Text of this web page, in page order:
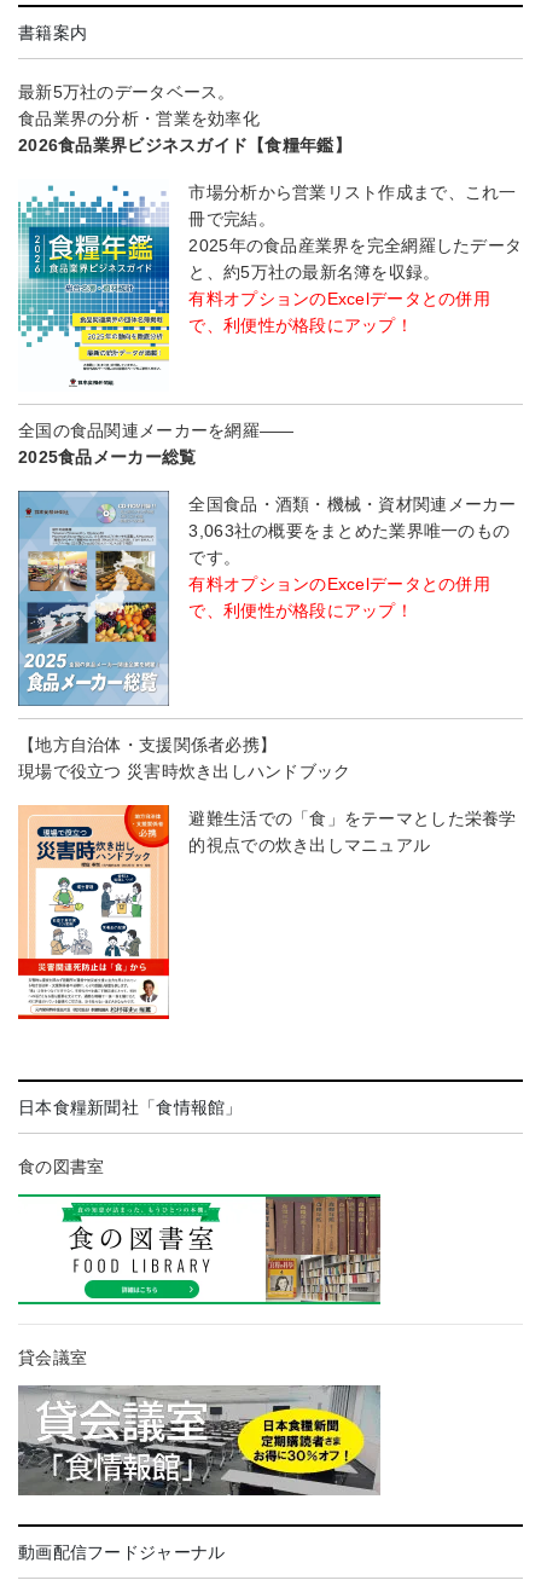
書籍案内
最新5万社のデータベース。
食品業界の分析・営業を効率化
2026食品業界ビジネスガイド【食糧年鑑】
市場分析から営業リスト作成まで、これ一
冊で完結。
2025年の食品産業界を完全網羅したデータ
と、約5万社の最新名簿を収録。
有料オプションのExcelデータとの併用
で、利便性が格段にアップ！
全国の食品関連メーカーを網羅――
2025食品メーカー総覧
全国食品・酒類・機械・資材関連メーカー
3,063社の概要をまとめた業界唯一のもの
です。
有料オプションのExcelデータとの併用
で、利便性が格段にアップ！
【地方自治体・支援関係者必携】
現場で役立つ 災害時炊き出しハンドブック
避難生活での「食」をテーマとした栄養学
的視点での炊き出しマニュアル
日本食糧新聞社「食情報館」
食の図書室
貸会議室
動画配信フードジャーナル